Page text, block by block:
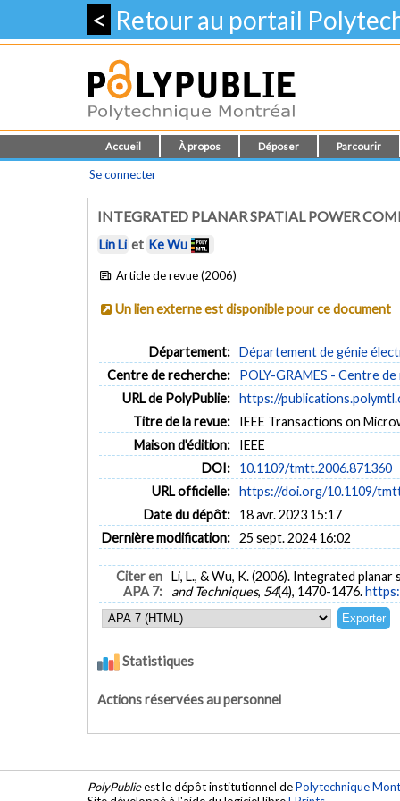
< Retour au portail
Accueil À propos Déposer Parcourir
Se connecter
INTEGRATED PLANAR SPATIAL POWER
Lin Li et Ke Wu
Article de revue (2006)
Un lien externe est disponible pour ce document
Département: Département de génie
Centre de recherche:
POLY-GRAMES - Centre
URL de PolyPublie: https://
Titre de la revue:
IEEE Transactions on
Maison d'édition:
IEEE
DOI:
10.1109/tmtt.2006.871360
URL officielle: https://doi.org/10.1109/
Date du dépôt:
18 avr. 2023 15:17
Dernière modification: 25 sept. 2024 16:02
Citer en
APA 7:
Li, L., & Wu, K. (2006). Integrated
and Techniques, 54(4), 1470-1476.
Statistiques
Actions réservées au personnel
PolyPublieest le dépôt institutionnel dePolytechnique